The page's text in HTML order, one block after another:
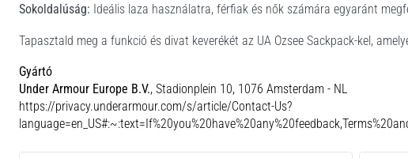
Sokoldalúság: Ideális laza használatra, férfiak és nők számára egyaránt
Tapasztald meg a funkció és divat keverékét az UA Ozsee Sackpack-kel,
Gyártó
Under Armour Europe B.V., Stadionplein 10, 1076 Amsterdam - NL
https://privacy.underarmour.com/s/article/Contact-Us?